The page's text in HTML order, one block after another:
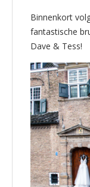
Binnenkort
fantastische
Dave & Tess!